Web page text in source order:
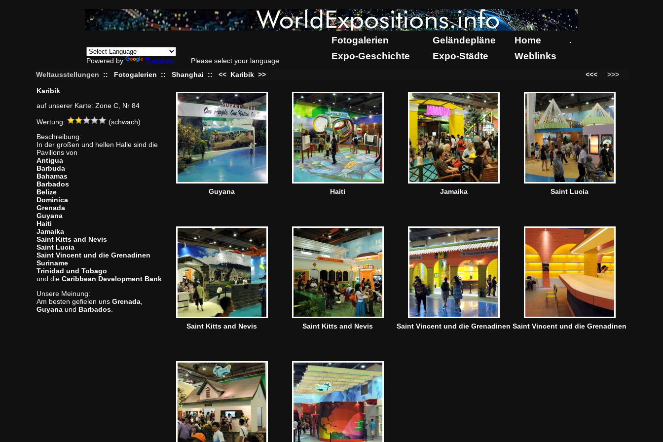
Powered by Translate Please select your language
Fotogalerien Geländepläne Home .
Expo-Geschichte Expo-Städte Weblinks
Weltausstellungen :: Fotogalerien :: Shanghai :: << Karibik >> <<< >>>
Karibik
auf unserer Karte: Zone C, Nr 84
Wertung:
(schwach)
Beschreibung:
In der großen und hellen Halle sind die
Pavillons von
Antigua
Barbuda
Bahamas
Barbados
Belize
Dominica
Grenada
Guyana
Haiti
Jamaika
Saint Kitts and Nevis
Saint Lucia
Saint Vincent und die Grenadinen
Suriname
Trinidad und Tobago
und die Caribbean Development Bank
Unsere Meinung:
Am besten gefielen uns Grenada
Guyana und Barbados
Guyana Haiti Jamaika Saint Lucia
Saint Kitts and Nevis Saint Kitts and Nevis Saint Vincent und die Grenadinen Saint Vincent und die Grenadinen